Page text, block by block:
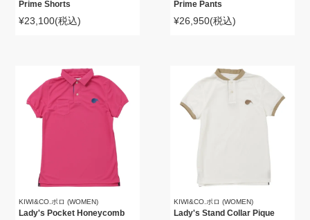
Prime Shorts
¥23,100(税込)
Prime Pants
¥26,950(税込)
KIWI&CO.ポロ (WOMEN)
Lady's Pocket Honeycomb
KIWI&CO.ポロ (WOMEN)
Lady's Stand Collar Pique